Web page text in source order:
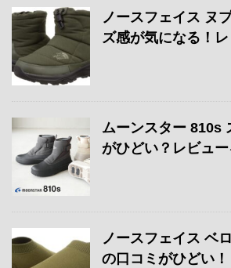
ノースフェイス ヌ
ズ感が気になる！レ
ムーンスター 810s
がひどい？レビュー
ノースフェイス ベ
の口コミがひどい！